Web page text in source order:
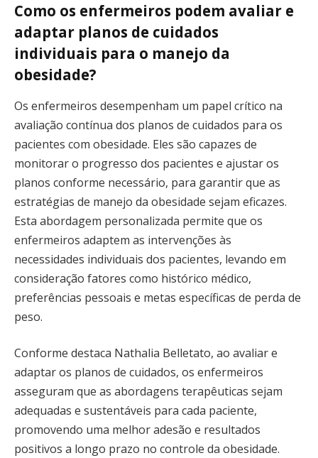
Como os enfermeiros podem avaliar e
adaptar planos de cuidados
individuais para o manejo da
obesidade?
Os enfermeiros desempenham um papel crítico na
avaliação contínua dos planos de cuidados para os
pacientes com obesidade. Eles são capazes de
monitorar o progresso dos pacientes e ajustar os
planos conforme necessário, para garantir que as
estratégias de manejo da obesidade sejam eficazes.
Esta abordagem personalizada permite que os
enfermeiros adaptem as intervenções às
necessidades individuais dos pacientes, levando em
consideração fatores como histórico médico,
preferências pessoais e metas específicas de perda de
peso.
Conforme destaca Nathalia Belletato, ao avaliar e
adaptar os planos de cuidados, os enfermeiros
asseguram que as abordagens terapêuticas sejam
adequadas e sustentáveis para cada paciente,
promovendo uma melhor adesão e resultados
positivos a longo prazo no controle da obesidade.